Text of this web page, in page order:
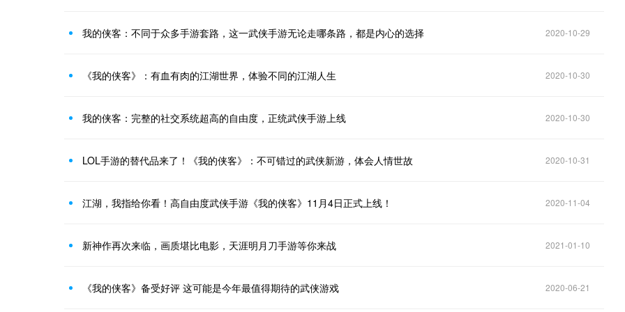
我的侠客：不同于众多手游套路，这一武侠手游无论走哪条路，都是内心的选择 2020-10-29
《我的侠客》：有血有肉的江湖世界，体验不同的江湖人生 2020-10-30
我的侠客：完整的社交系统超高的自由度，正统武侠手游上线 2020-10-30
LOL手游的替代品来了！《我的侠客》：不可错过的武侠新游，体会人情世故 2020-10-31
江湖，我指给你看！高自由度武侠手游《我的侠客》11月4日正式上线！ 2020-11-04
新神作再次来临，画质堪比电影，天涯明月刀手游等你来战 2021-01-10
《我的侠客》备受好评 这可能是今年最值得期待的武侠游戏 2020-06-21